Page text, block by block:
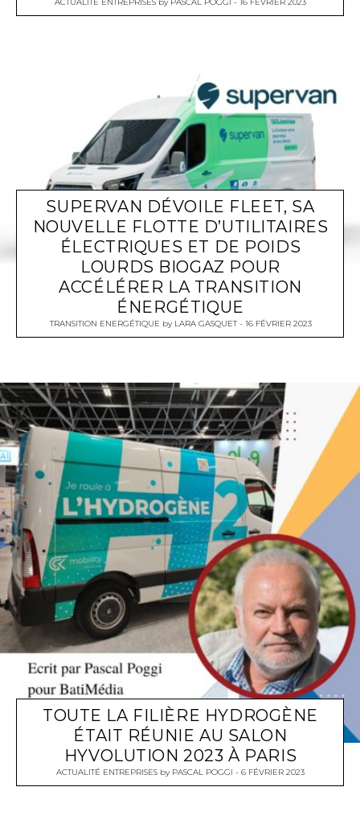
SUPERVAN DÉVOILE FLEET, SA
NOUVELLE FLOTTE D’UTILITAIRES
ÉLECTRIQUES ET DE POIDS
LOURDS BIOGAZ POUR
ACCÉLÉRER LA TRANSITION
ÉNERGÉTIQUE
TRANSITION ENERGÉTIQUE by LARA GASQUET 16 FÉVRIER 2023
TOUTE LA FILIÈRE HYDROGÈNE
ÉTAIT RÉUNIE AU SALON
HYVOLUTION 2023 À PARIS
ACTUALITÉ ENTREPRISES by PASCAL POGGI 6 FÉVRIER 2023